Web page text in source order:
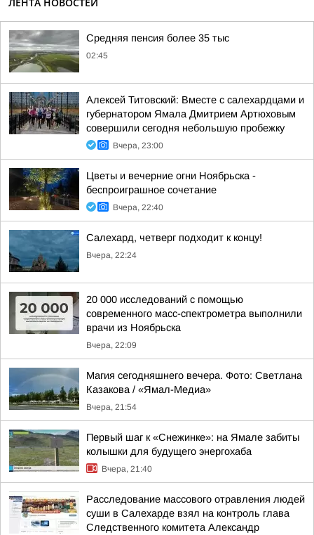
Средняя пенсия более 35 тыс
02:45
Алексей Титовский: Вместе с салехардцами и
губернатором Ямала Дмитрием Артюховым
совершили сегодня небольшую пробежку
Вчера, 23:00
Цветы и вечерние огни Ноябрьска -
беспроиграшное сочетание
Вчера, 22:40
Салехард, четверг подходит к концу!
Вчера, 22:24
20 000 исследований с помощью
современного масс-спектрометра выполнили
врачи из Ноябрьска
Вчера, 22:09
Магия сегодняшнего вечера. Фото: Светлана
Казакова / «Ямал-Медиа»
Вчера, 21:54
Первый шаг к «Снежинке»: на Ямале забиты
колышки для будущего энергохаба
Вчера, 21:40
Расследование массового отравления людей
суши в Салехарде взял на контроль глава
Следственного комитета Александр